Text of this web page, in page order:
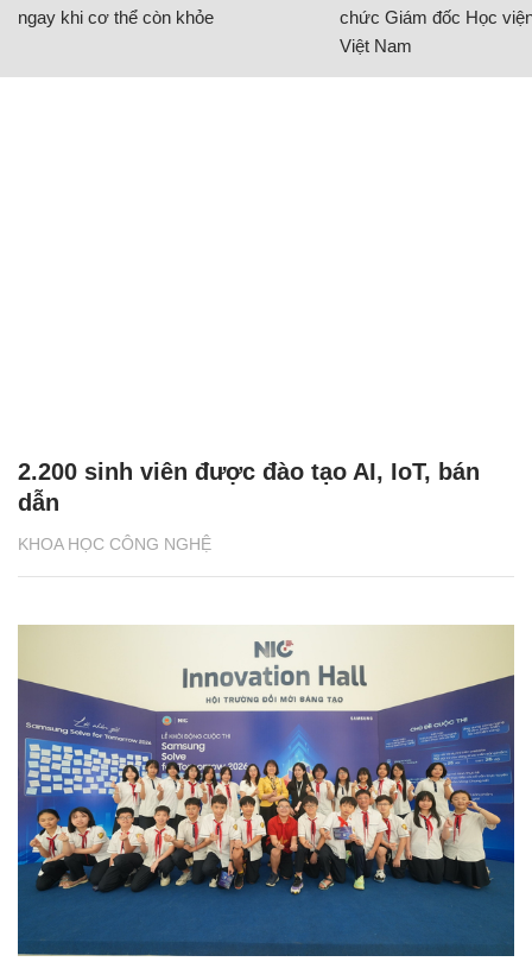
ngay khi cơ thể còn khỏe
chức Giám đốc Học
Việt Nam
KHOA HỌC CÔNG NGHỆ
2.200 sinh viên được đào tạo AI, IoT, bán
dẫn